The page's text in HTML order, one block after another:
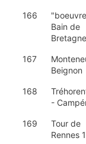
166
Bain de
Bretagne
167
Beignon
168
-
169
Tour de
Rennes 1